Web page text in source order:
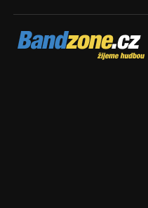
Bandzone.cz
žijeme hudbou